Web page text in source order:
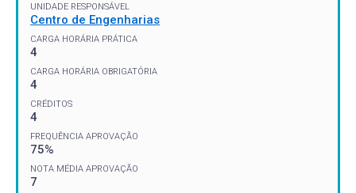
UNIDADE RESPONSÁVEL
Centro de Engenharias
CARGA HORÁRIA PRÁTICA
4
CARGA HORÁRIA OBRIGATÓRIA
4
CRÉDITOS
4
FREQUÊNCIA APROVAÇÃO
75%
NOTA MÉDIA APROVAÇÃO
7